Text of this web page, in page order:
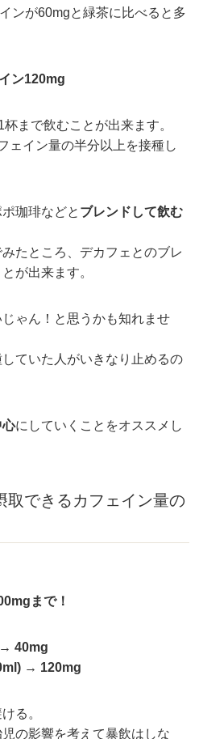
ンが60mgと緑茶に比べると多
ン120mg
まで飲むことが出来ます。
ェイン量の半分以上を接種し
珈琲などと ブレンドして飲む
たところ、デカフェとのブレ
が出来ます。
ゃん！と思うかも知れませ
ていた人がいきなり止めるの
心にしていくことをオススメし
取できるカフェイン量の
まで！
→ 40mg
→ 120mg
る。
の影響を考えて暴飲はしな